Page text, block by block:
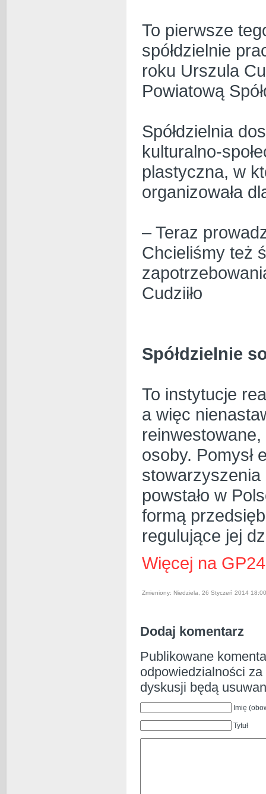
To pierwsze
spółdzielnie
roku Urszula
Powiatową
Spółdzielnia
kulturalno-
plastyczna, w
organizowała
– Teraz
Chcieliśmy też
Cudziiło
Spółdzielnie
To instytucje
a więc
osoby. Pomysł
stowarzyszenia
powstało w
formą
regulujące jej
Więcej na
Zmieniony: Niedziela, 26 Styczeń 2014 18:00
Dodaj komentarz
Publikowane
odpowiedzialności
dyskusji będą
Imię
Tytuł